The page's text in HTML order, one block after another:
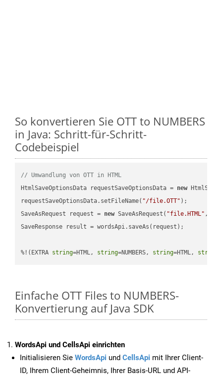
So konvertieren Sie OTT to NUMBERS
in Java: Schritt-für-Schritt-
Codebeispiel
// Umwandlung von OTT in HTML
HtmlSaveOptionsData requestSaveOptionsData = new
requestSaveOptionsData.setFileName( "/file.OTT" );
SaveAsRequest request = new SaveAsRequest( "file.HTML"
SaveResponse result = wordsApi.saveAs(request);
%!(EXTRA string=HTML, string=NUMBERS, string=HTML, string
Einfache OTT Files to NUMBERS-
Konvertierung auf Java SDK
WordsApi und CellsApi einrichten
Initialisieren Sie WordsApi und CellsApi mit Ihrer Client-
ID, Ihrem Client-Geheimnis, Ihrer Basis-URL und API-